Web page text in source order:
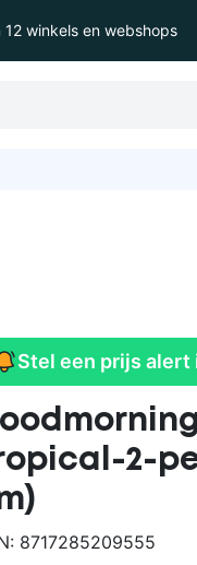
winkels en webshops
Stel een prijs
2-
8717285209555